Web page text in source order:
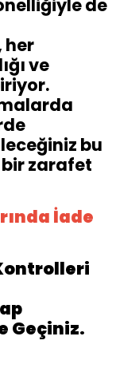
de
her
ve
bu
zarafet
İade
Geçiniz.